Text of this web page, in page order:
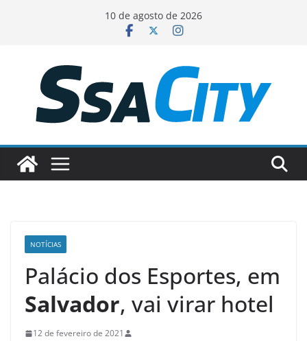
conteúdo
10 de agosto de 2026
NOTÍCIAS
Palácio dos Esportes, em
Salvador, vai virar hotel
12 de fevereiro de 2021